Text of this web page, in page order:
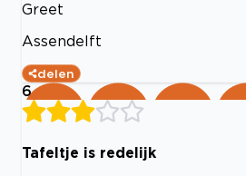
Greet
Assendelft
delen
6
Tafeltje is redelijk